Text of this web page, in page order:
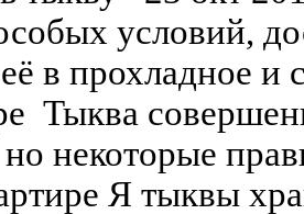
условий,
в прохладное и
Тыква
некоторые
Я тыквы